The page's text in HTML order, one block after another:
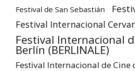
Festival de San Sebastián
Festival Internacional
Festival Internacional
Berlín (BERLINALE)
Festival Internacional de Cine